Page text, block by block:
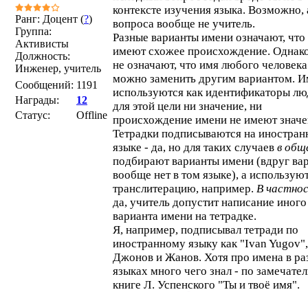
Ранг: Доцент (?)
Группа:
Активисты
Должность:
Инженер, учитель
Сообщений: 1191
Награды:
12
Статус:
Offline
контексте изучения языка. Возможно,
вопроса вообще не учитель.
Разные варианты имени означают,
имеют схожее происхождение.
не означают, что имя любого человека
можно заменить другим вариантом.
используются как идентификаторы
для этой цели ни значение, ни
происхождение имени не имеют
Тетрадки подписываются на
языке - да, но для таких случаев в
подбирают варианты имени (вдруг
вообще нет в том языке), а
транслитерацию, например. В
да, учитель допустит написание иного
варианта имени на тетрадке.
Я, например, подписывал тетради по
иностранному языку как "Ivan
Джонов и Жанов. Хотя про имена в
языках много чего знал - по
книге Л. Успенского "Ты и твоё имя".